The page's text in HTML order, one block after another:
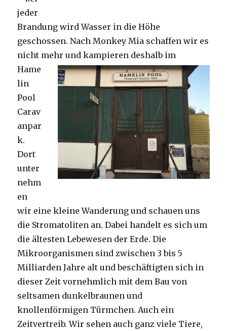
jeder
Brandung wird Wasser in die Höhe
geschossen. Nach Monkey Mia schaffen wir es
nicht mehr und kampieren deshalb im
Hame
lin
Pool
Carav
anpar
k.
Dort
unter
nehm
en
wir eine kleine Wanderung und schauen uns
die Stromatoliten an. Dabei handelt es sich um
die ältesten Lebewesen der Erde. Die
Mikroorganismen sind zwischen 3 bis 5
Milliarden Jahre alt und beschäftigten sich in
dieser Zeit vornehmlich mit dem Bau von
seltsamen dunkelbraunen und
knollenförmigen Türmchen. Auch ein
Zeitvertreib. Wir sehen auch ganz viele Tiere,